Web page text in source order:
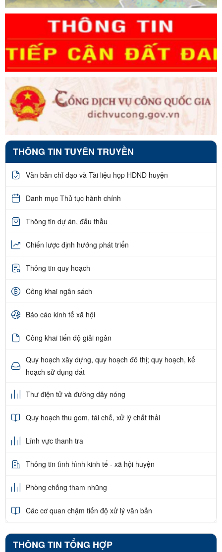
THÔNG TIN TUYÊN TRUYỀN
Văn bản chỉ đạo và Tài liệu họp HĐND huyện
Danh mục Thủ tục hành chính
Thông tin dự án, đấu thầu
Chiến lược định hướng phát triển
Thông tin quy hoạch
Công khai ngân sách
Báo cáo kinh tế xã hội
Công khai tiến độ giải ngân
Quy hoạch xây dựng, quy hoạch đô thị; quy hoạch, kế
hoạch sử dụng đất
Thư điện tử và đường dây nóng
Quy hoạch thu gom, tái chế, xử lý chất thải
Lĩnh vực thanh tra
Thông tin tình hình kinh tế - xã hội huyện
Phòng chống tham nhũng
Các cơ quan chậm tiến độ xử lý văn bản
THÔNG TIN TỔNG HỢP